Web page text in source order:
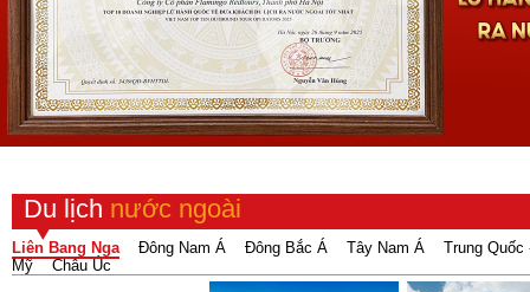
Du lịch nước ngoài
Liên Bang Nga Đông Nam Á Đông Bắc Á Tây Nam Á
Trung
Mỹ
Châu Úc